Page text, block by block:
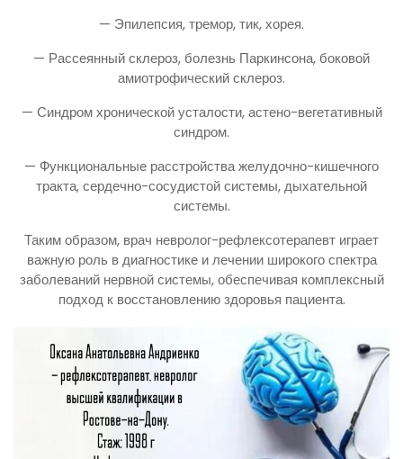
— Эпилепсия, тремор, тик, хорея.
— Рассеянный склероз, болезнь Паркинсона, боковой
амиотрофический склероз.
— Синдром хронической усталости, астено-вегетативный
синдром.
— Функциональные расстройства желудочно-кишечного
тракта, сердечно-сосудистой системы, дыхательной
системы.
Таким образом, врач невролог-рефлексотерапевт играет
важную роль в диагностике и лечении широкого спектра
заболеваний нервной системы, обеспечивая комплексный
подход к восстановлению здоровья пациента.